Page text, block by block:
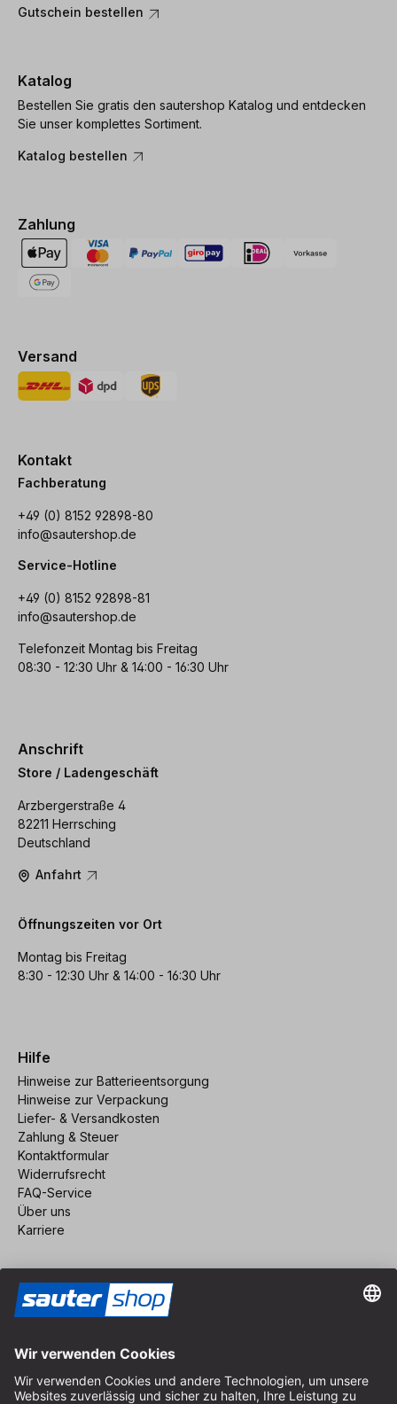
Gutschein bestellen
Katalog
Bestellen Sie gratis den sautershop Katalog und entdecken
Sie unser komplettes Sortiment.
Katalog bestellen
Zahlung
Versand
Kontakt
Fachberatung
+49 (0) 8152 92898-80
info@sautershop.de
Service-Hotline
+49 (0) 8152 92898-81
info@sautershop.de
Telefonzeit Montag bis Freitag
08:30 - 12:30 Uhr & 14:00 - 16:30 Uhr
Anschrift
Store / Ladengeschäft
Arzbergerstraße 4
82211 Herrsching
Deutschland
Anfahrt
Öffnungszeiten vor Ort
Montag bis Freitag
8:30 - 12:30 Uhr & 14:00 - 16:30 Uhr
Hilfe
Hinweise zur Batterieentsorgung
Hinweise zur Verpackung
Liefer- & Versandkosten
Zahlung & Steuer
Kontaktformular
Widerrufsrecht
FAQ-Service
Über uns
Karriere
Impressum